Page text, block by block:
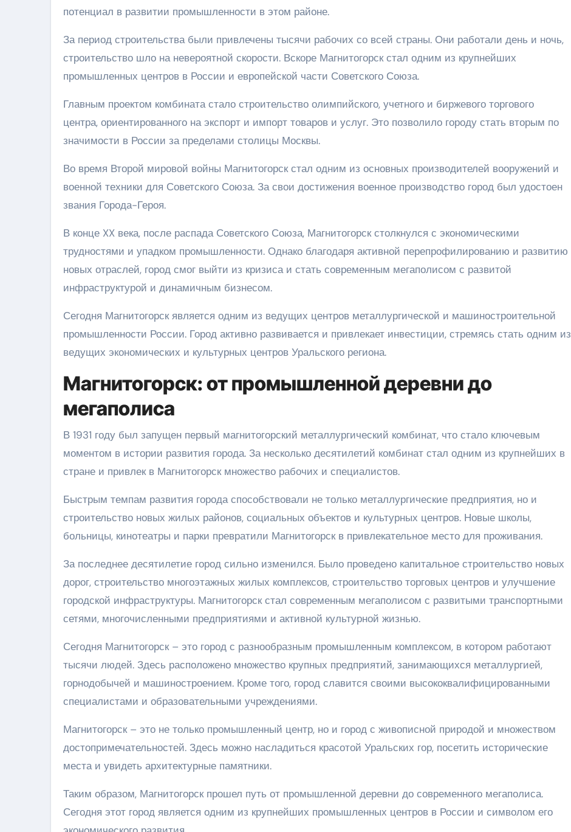
потенциал в развитии промышленности в этом районе.
За период строительства были привлечены тысячи рабочих со всей страны. Они работали день и ночь,
строительство шло на невероятной скорости. Вскоре Магнитогорск стал одним из крупнейших
промышленных центров в России и европейской части Советского Союза.
Главным проектом комбината стало строительство олимпийского, учетного и биржевого торгового
центра, ориентированного на экспорт и импорт товаров и услуг. Это позволило городу стать вторым по
значимости в России за пределами столицы Москвы.
Во время Второй мировой войны Магнитогорск стал одним из основных производителей вооружений и
военной техники для Советского Союза. За свои достижения военное производство город был удостоен
звания Города-Героя.
В конце XX века, после распада Советского Союза, Магнитогорск столкнулся с экономическими
трудностями и упадком промышленности. Однако благодаря активной перепрофилированию и развитию
новых отраслей, город смог выйти из кризиса и стать современным мегаполисом с развитой
инфраструктурой и динамичным бизнесом.
Сегодня Магнитогорск является одним из ведущих центров металлургической и машиностроительной
промышленности России. Город активно развивается и привлекает инвестиции, стремясь стать одним из
ведущих экономических и культурных центров Уральского региона.
Магнитогорск: от промышленной деревни до
мегаполиса
В 1931 году был запущен первый магнитогорский металлургический комбинат, что стало ключевым
моментом в истории развития города. За несколько десятилетий комбинат стал одним из крупнейших в
стране и привлек в Магнитогорск множество рабочих и специалистов.
Быстрым темпам развития города способствовали не только металлургические предприятия, но и
строительство новых жилых районов, социальных объектов и культурных центров. Новые школы,
больницы, кинотеатры и парки превратили Магнитогорск в привлекательное место для проживания.
За последнее десятилетие город сильно изменился. Было проведено капитальное строительство новых
дорог, строительство многоэтажных жилых комплексов, строительство торговых центров и улучшение
городской инфраструктуры. Магнитогорск стал современным мегаполисом с развитыми транспортными
сетями, многочисленными предприятиями и активной культурной жизнью.
Сегодня Магнитогорск – это город с разнообразным промышленным комплексом, в котором работают
тысячи людей. Здесь расположено множество крупных предприятий, занимающихся металлургией,
горнодобычей и машиностроением. Кроме того, город славится своими высококвалифицированными
специалистами и образовательными учреждениями.
Магнитогорск – это не только промышленный центр, но и город с живописной природой и множеством
достопримечательностей. Здесь можно насладиться красотой Уральских гор, посетить исторические
места и увидеть архитектурные памятники.
Таким образом, Магнитогорск прошел путь от промышленной деревни до современного мегаполиса.
Сегодня этот город является одним из крупнейших промышленных центров в России и символом его